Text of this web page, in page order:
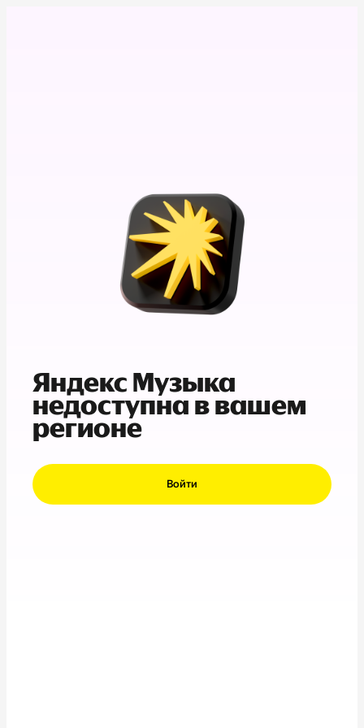
Яндекс Музыка
недоступна в вашем
регионе
Войти